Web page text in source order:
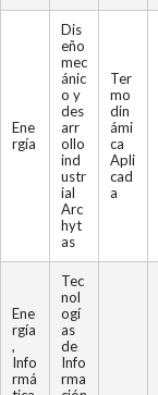
Ene
rgía
Dis
eño
mec
ánic
o y
des
arr
ollo
ind
ustr
ial
Arc
hyt
as
Ter
mo
din
ámi
ca
Apli
cad
a
Ene
rgía
,
Info
rmá
Tec
nol
ogí
as
de
Info
rma